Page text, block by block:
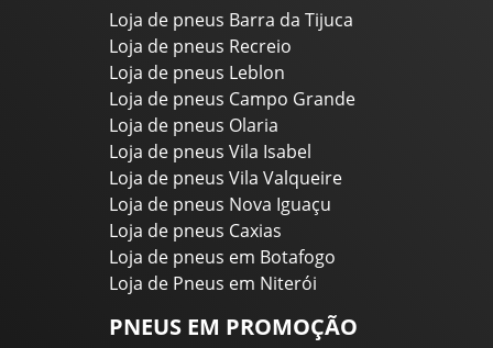
Loja de pneus Barra da Tijuca
Loja de pneus Recreio
Loja de pneus Leblon
Loja de pneus Campo Grande
Loja de pneus Olaria
Loja de pneus Vila Isabel
Loja de pneus Vila Valqueire
Loja de pneus Nova Iguaçu
Loja de pneus Caxias
Loja de pneus em Botafogo
Loja de Pneus em Niterói
PNEUS EM PROMOÇÃO